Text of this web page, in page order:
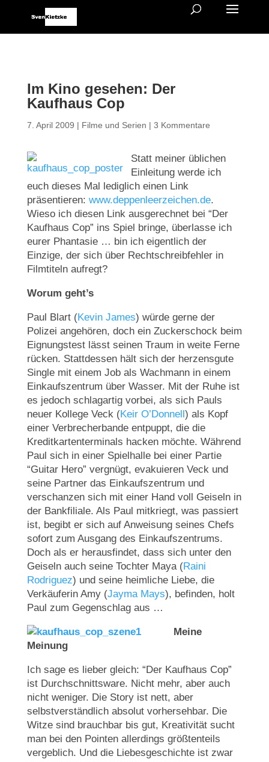
Im Kino gesehen: Der
Kaufhaus Cop
7. April 2009 | Filme und Serien | 3 Kommentare
Statt meiner üblichen
Einleitung werde ich
euch dieses Mal lediglich einen Link
präsentieren: www.deppenleerzeichen.de.
Wieso ich diesen Link ausgerechnet bei “Der
Kaufhaus Cop” ins Spiel bringe, überlasse ich
eurer Phantasie … bin ich eigentlich der
Einzige, der sich über Rechtschreibfehler in
Filmtiteln aufregt?
Worum geht’s
Paul Blart (Kevin James) würde gerne der
Polizei angehören, doch ein Zuckerschock beim
Eignungstest lässt seinen Traum in weite Ferne
rücken. Stattdessen hält sich der herzensgute
Single mit einem Job als Wachmann in einem
Einkaufszentrum über Wasser. Mit der Ruhe ist
es jedoch schlagartig vorbei, als sich Pauls
neuer Kollege Veck (Keir O’Donnell) als Kopf
einer Verbrecherbande entpuppt, die die
Kreditkartenterminals hacken möchte. Während
Paul sich in einer Spielhalle bei einer Partie
“Guitar Hero” vergnügt, evakuieren Veck und
seine Partner das Einkaufszentrum und
verschanzen sich mit einer Hand voll Geiseln in
der Bankfiliale. Als Paul mitkriegt, was passiert
ist, begibt er sich auf Anweisung seines Chefs
sofort zum Ausgang des Einkaufszentrums.
Doch als er herausfindet, dass sich unter den
Geiseln auch seine Tochter Maya (Raini
Rodriguez) und seine heimliche Liebe, die
Verkäuferin Amy (Jayma Mays), befinden, holt
Paul zum Gegenschlag aus …
Meine
Meinung
Ich sage es lieber gleich: “Der Kaufhaus Cop”
ist Durchschnittsware. Nicht mehr, aber auch
nicht weniger. Die Story ist nett, aber
selbstverständlich absolut vorhersehbar. Die
Witze sind brauchbar bis gut, Kreativität sucht
man bei den Pointen allerdings größtenteils
vergeblich. Und die Liebesgeschichte ist zwar